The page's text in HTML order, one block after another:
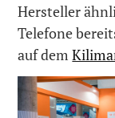
Hersteller
Telefone
auf dem